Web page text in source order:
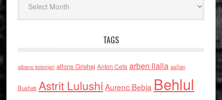
TAGS
albano kolonjari alfons Grishaj Anton Cefa arben llalla asllan
Bushati Astrit Lulushi Aurenc Bebja Behlul